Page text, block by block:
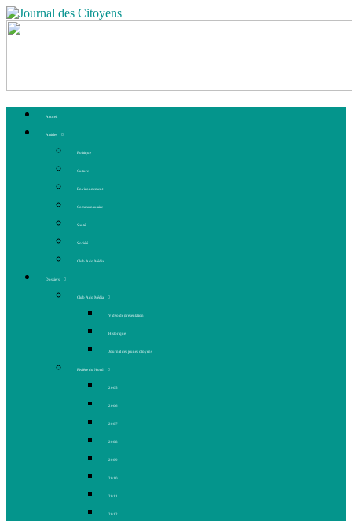
Accueil
Articles
Politique
Culture
Environnement
Communautaire
Santé
Société
Club Ado Média
Dossiers
Club Ado Média
Vidéo de présentation
Historique
Journal des jeunes citoyens
Rivière du Nord
2005
2006
2007
2008
2009
2010
2011
2012